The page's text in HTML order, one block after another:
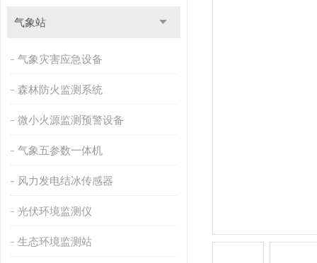
气象站
气象灾害应急设备
森林防火监测系统
微小火源监测预警设备
气象五参数一体机
风力发电结冰传感器
光伏环境监测仪
生态环境监测站